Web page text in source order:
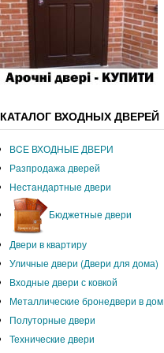
КАТАЛОГ ВХОДНЫХ ДВЕРЕЙ
ВCЕ ВХОДНЫЕ ДВЕРИ
Разпродажа дверей
Нестандартные двери
Бюджетные двери
Двери в квартиру
Уличные двери (Двери для дома)
Входные двери с ковкой
Металлические бронедвери в дом
Полуторные двери
Технические двери